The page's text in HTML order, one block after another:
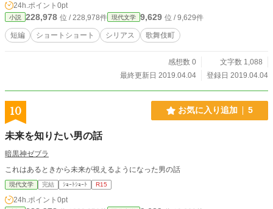
24h.ポイント 0pt
小説 228,978 位 / 228,978件 現代文学 9,629 位 / 9,629件
短編 ショートショート シリアス 歌舞伎町
感想数 0
文字数 1,088
最終更新日 2019.04.04
登録日 2019.04.04
10 お気に入り追加 5
未来を知りたい男の話
暗黒神ゼブラ
これはあるときから未来が視えるようになった男の話
現代文学 完結 ｼｮｰﾄｼｮｰﾄ R15
24h.ポイント 0pt